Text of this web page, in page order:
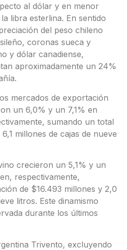
al dólar y en menor
libra esterlina. En sentido
del peso chileno
coronas sueca y
y dólar canadiense,
aproximadamente un 24%
mercados de exportación
un 6,0% y un 7,1% en
sumando un total
millones de cajas de nueve
crecieron un 5,1% y un
respectivamente,
de $16.493 millones y 2,0
litros. Este dinamismo
durante los últimos
Trivento, excluyendo